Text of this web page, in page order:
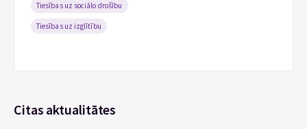
Tiesības uz sociālo drošību
Tiesības uz izglītību
Citas aktualitātes